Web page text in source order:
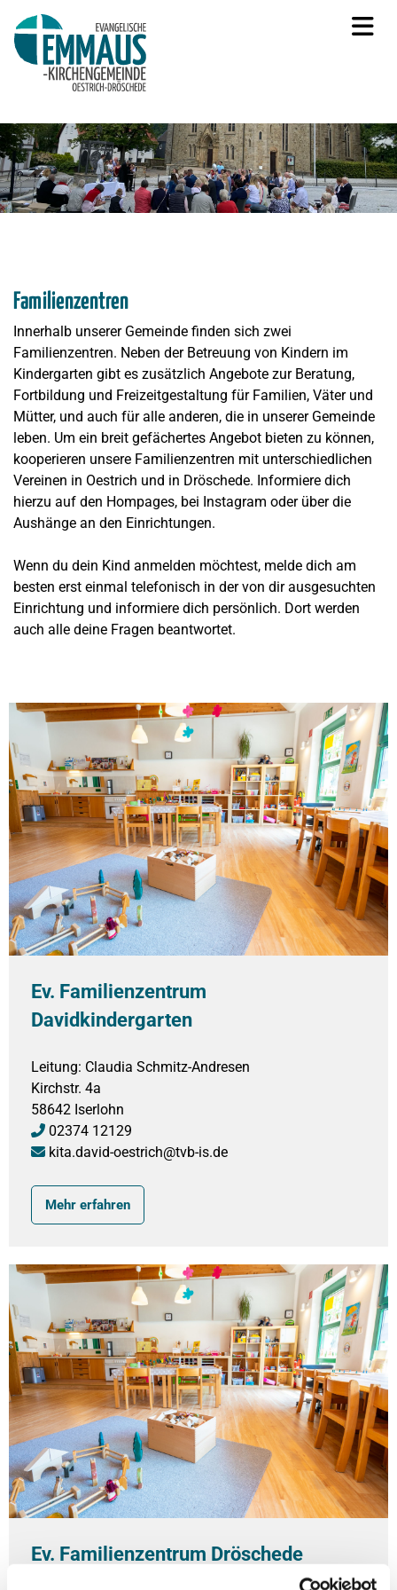
Familienzentren
Innerhalb unserer Gemeinde finden sich zwei
Familienzentren. Neben der Betreuung von Kindern im
Kindergarten gibt es zusätzlich Angebote zur Beratung,
Fortbildung und Freizeitgestaltung für Familien, Väter und
Mütter, und auch für alle anderen, die in unserer Gemeinde
leben. Um ein breit gefächertes Angebot bieten zu können,
kooperieren unsere Familienzentren mit unterschiedlichen
Vereinen in Oestrich und in Dröschede. Informiere dich
hierzu auf den Hompages, bei Instagram oder über die
Aushänge an den Einrichtungen.
Wenn du dein Kind anmelden möchtest, melde dich am
besten erst einmal telefonisch in der von dir ausgesuchten
Einrichtung und informiere dich persönlich. Dort werden
auch alle deine Fragen beantwortet.
Ev. Familienzentrum
Davidkindergarten
Leitung: Claudia Schmitz-Andresen
Kirchstr. 4a
58642 Iserlohn
 02374 12129
 kita.david-oestrich@tvb-is.de
Mehr erfahren
Ev. Familienzentrum Dröschede